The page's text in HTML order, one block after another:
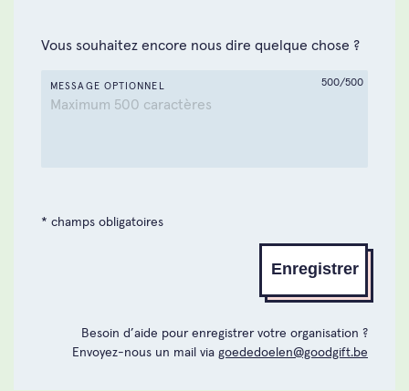
Vous souhaitez encore nous dire quelque chose ?
500/500
MESSAGE OPTIONNEL
* champs obligatoires
Enregistrer
Besoin d’aide pour enregistrer votre organisation ?
Envoyez-nous un mail via goededoelen@goodgift.be